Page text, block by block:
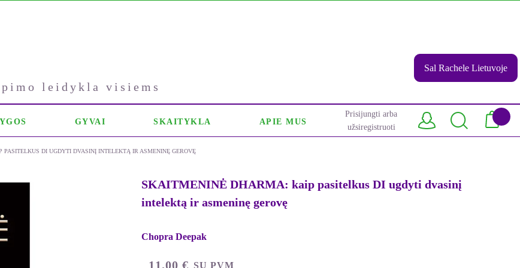
leidykla visiems
Sal Rachele Lietuvoje
GYVAI SKAITYKLA APIE MUS
Prisijungti arba
užsiregistruoti
DI UGDYTI DVASINĮ INTELEKTĄ IR ASMENINĘ GEROVĘ
SKAITMENINĖ DHARMA: kaip pasitelkus DI ugdyti dvasinį
intelektą ir asmeninę gerovę
Chopra Deepak
11.00 € SU PVM